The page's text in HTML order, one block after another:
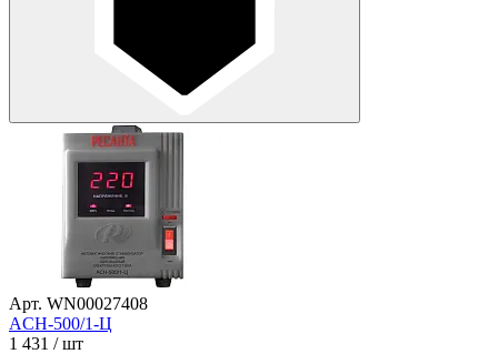
Арт. WN00027408
ACH-500/1-Ц
1 431 / шт